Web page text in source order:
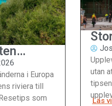
kostar
i Europa
riviera till
som
utan
Läs